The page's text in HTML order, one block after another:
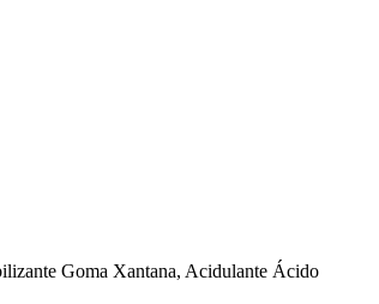
Goma Xantana, Acidulante Ácido